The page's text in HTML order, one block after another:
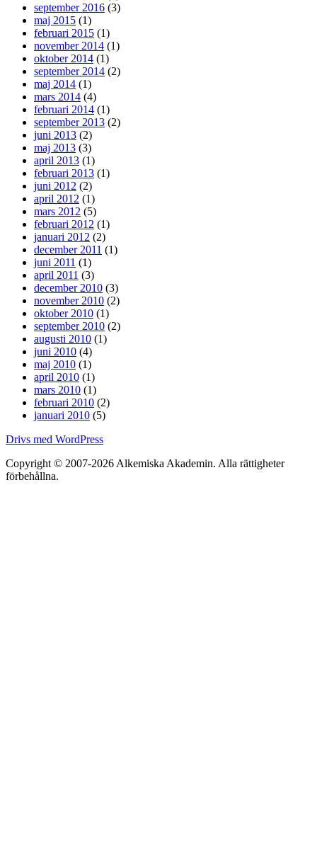
september 2016 (3)
maj 2015 (1)
februari 2015 (1)
november 2014 (1)
oktober 2014 (1)
september 2014 (2)
maj 2014 (1)
mars 2014 (4)
februari 2014 (1)
september 2013 (2)
juni 2013 (2)
maj 2013 (3)
april 2013 (1)
februari 2013 (1)
juni 2012 (2)
april 2012 (1)
mars 2012 (5)
februari 2012 (1)
januari 2012 (2)
december 2011 (1)
juni 2011 (1)
april 2011 (3)
december 2010 (3)
november 2010 (2)
oktober 2010 (1)
september 2010 (2)
augusti 2010 (1)
juni 2010 (4)
maj 2010 (1)
april 2010 (1)
mars 2010 (1)
februari 2010 (2)
januari 2010 (5)
Drivs med WordPress
Copyright © 2007-2026 Alkemiska Akademin. Alla rättigheter
förbehållna.